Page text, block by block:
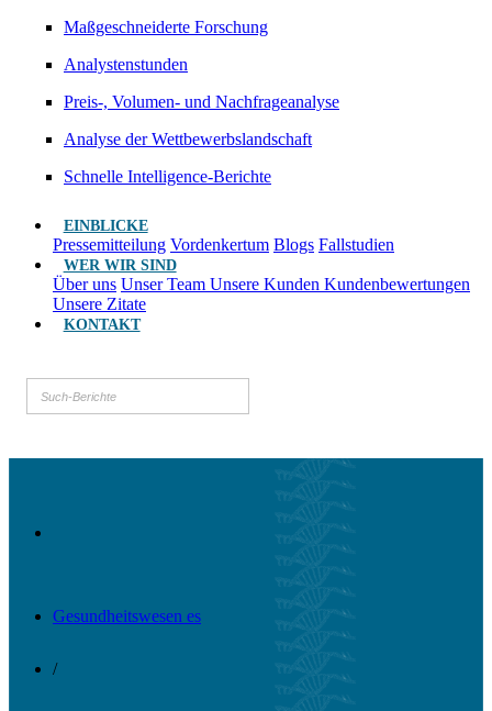
Maßgeschneiderte Forschung
Analystenstunden
Preis-, Volumen- und Nachfrageanalyse
Analyse der Wettbewerbslandschaft
Schnelle Intelligence-Berichte
EINBLICKE
Pressemitteilung Vordenkertum Blogs Fallstudien
WER WIR SIND
Über uns Unser Team Unsere Kunden Kundenbewertungen
Unsere Zitate
KONTAKT
Gesundheitswesen es
/